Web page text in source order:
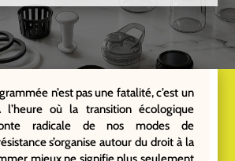
n’est pas une fatalité, c’est un
l’heure où la transition écologique
radicale de nos modes de
s’organise autour du droit à la